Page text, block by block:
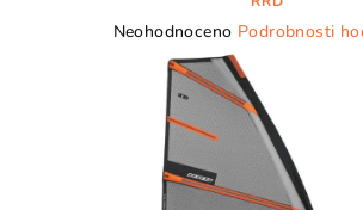
Průměrné
hodnocení
produktu
hvězdiček.
Neohodnoceno Podrobnosti